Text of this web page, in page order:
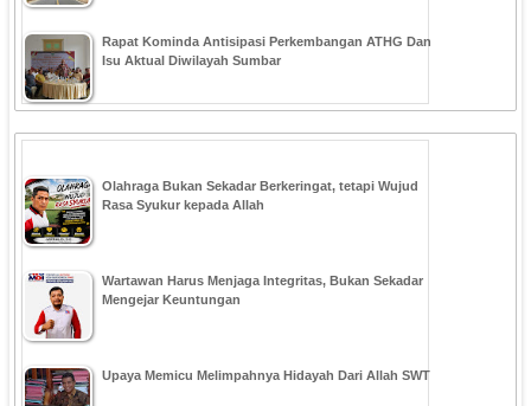
Rapat Kominda Antisipasi Perkembangan ATHG Dan
Isu Aktual Diwilayah Sumbar
Olahraga Bukan Sekadar Berkeringat, tetapi Wujud
Rasa Syukur kepada Allah
Wartawan Harus Menjaga Integritas, Bukan Sekadar
Mengejar Keuntungan
Upaya Memicu Melimpahnya Hidayah Dari Allah SWT